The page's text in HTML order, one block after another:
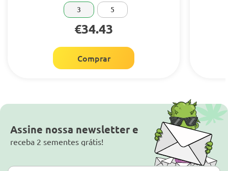
3 5
€34.43
Comprar
Assine nossa newsletter e
receba 2 sementes grátis!